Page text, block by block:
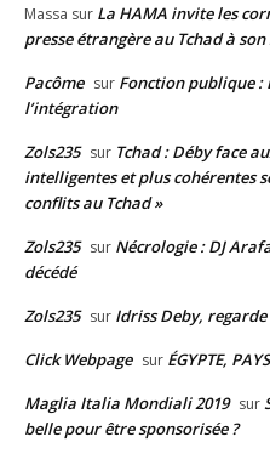
Massa sur La HAMA invite les
presse étrangère au Tchad à son
Pacôme sur Fonction publique :
l’intégration
Zols235 sur Tchad : Déby face
intelligentes et plus cohérentes
conflits au Tchad »
Zols235 sur Nécrologie : DJ
décédé
Zols235 sur Idriss Deby,
Click Webpage sur ÉGYPTE,
Maglia Italia Mondiali 2019 sur
belle pour être sponsorisée ?